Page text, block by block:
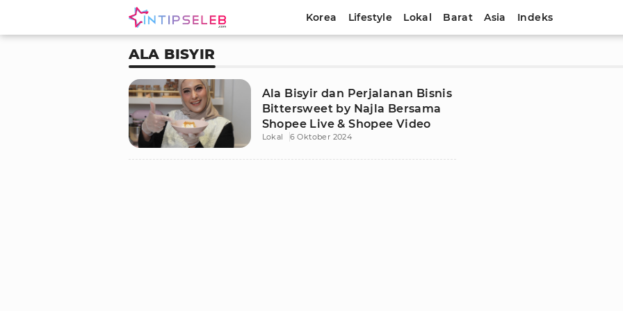
Korea Lifestyle Lokal Barat Asia Indeks
ALA BISYIR
Ala Bisyir dan Perjalanan Bisnis
Bittersweet by Najla Bersama
Shopee Live & Shopee Video
Lokal 6 Oktober 2024